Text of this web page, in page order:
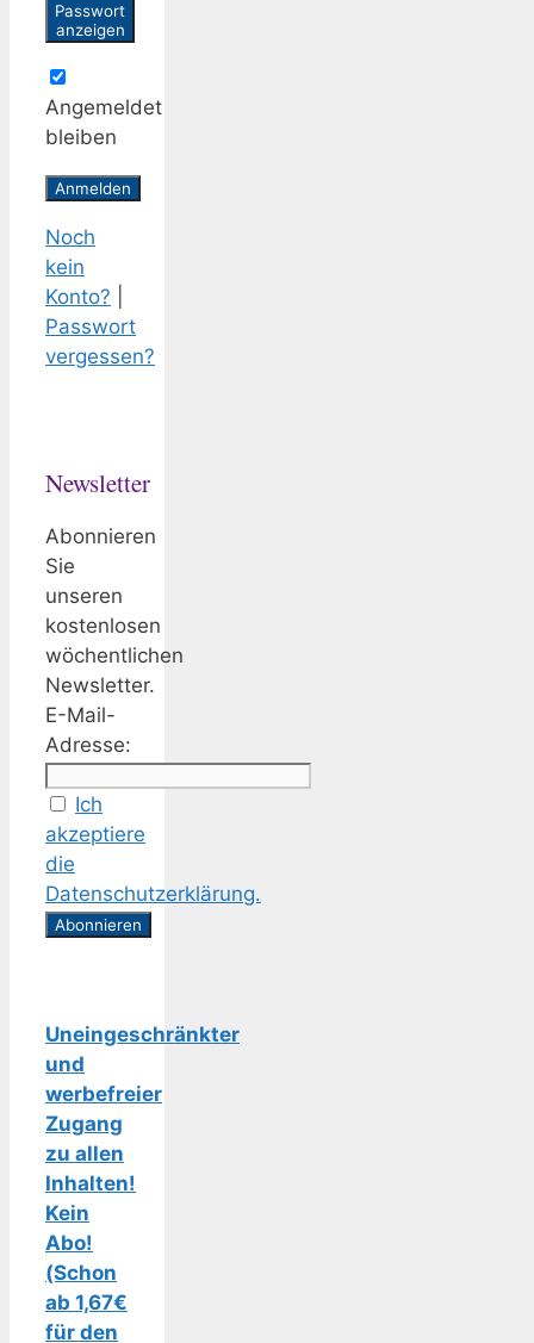
Passwort
anzeigen
Angemeldet
bleiben
Noch
kein
Konto?
Passwort
vergessen?
Newsletter
Abonnieren
Sie
unseren
kostenlosen
wöchentlichen
Newsletter.
E-Mail-
Adresse:
Ich
akzeptiere
die
Datenschutzerklärung.
Uneingeschränkter
und
werbefreier
Zugang
zu allen
Inhalten!
Kein
Abo!
(Schon
ab 1,67€
für den